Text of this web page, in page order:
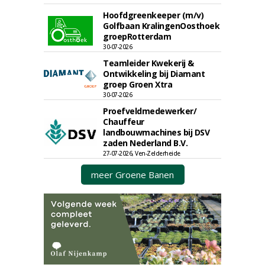
Hoofdgreenkeeper (m/v)
Golfbaan KralingenOosthoek
groepRotterdam
30-07-2026
Teamleider Kwekerij &
Ontwikkeling bij Diamant
groep Groen Xtra
30-07-2026
Proefveldmedewerker/
Chauffeur
landbouwmachines bij DSV
zaden Nederland B.V.
27-07-2026, Ven-Zelderheide
meer Groene Banen